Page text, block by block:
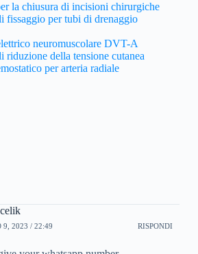
la chiusura di incisioni chirurgiche
fissaggio per tubi di drenaggio
neuromuscolare DVT-A
riduzione della tensione cutanea
per arteria radiale
9, 2023 / 22:49 RISPONDI